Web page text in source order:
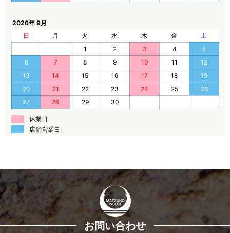
2026年 9月
日
月 火 水 木 金
土
1
2 3 4
5
6
7 8 9 10 11
12
13
14 15 16 17 18
19
20
21 22 23 24 25
26
27
28 29 30
休業日
店舗営業日
お問い合わせ